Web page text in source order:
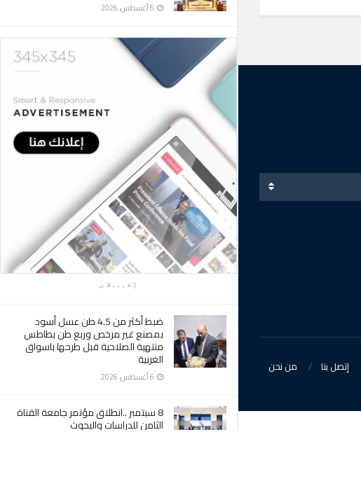
إعـــلان
ضبط أكثر من 4.5 طن عسل أسود
بمصنع غير مرخص وربع طن بطاطس
منتهية الصلاحية قبل طرحها باسواق
الغربية
8 سبتمبر ..انطلاق مؤتمر جامعة القناة
الثامن للدراسات والبحوث
إتصل بنا من نحن